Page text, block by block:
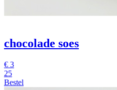
chocolade soes
€ 3
25
Bestel